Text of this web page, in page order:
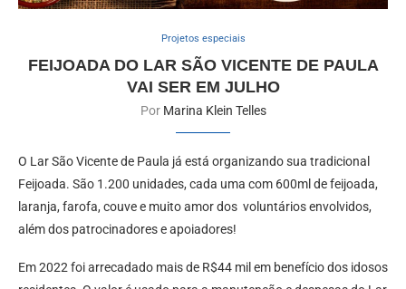
Projetos especiais
FEIJOADA DO LAR SÃO VICENTE DE PAULA
VAI SER EM JULHO
Por Marina Klein Telles
O Lar São Vicente de Paula já está organizando sua tradicional
Feijoada. São 1.200 unidades, cada uma com 600ml de feijoada,
laranja, farofa, couve e muito amor dos voluntários envolvidos,
além dos patrocinadores e apoiadores!
Em 2022 foi arrecadado mais de R$44 mil em benefício dos idosos